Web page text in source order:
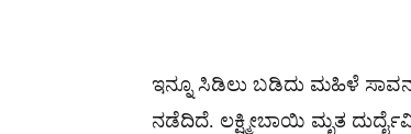
ಇನ್ನೂ ಸಿಡಿಲು ಬಡಿದು ಮಹಿಳೆ
ನಡೆದಿದೆ. ಲಕ್ಷ್ಮೀಬಾಯಿ ಮೃತ